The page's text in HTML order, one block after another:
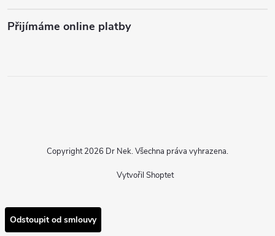
Přijímáme online platby
Vytvořil Shoptet
Copyright 2026 Dr Nek. Všechna práva vyhrazena.
Odstoupit od smlouvy